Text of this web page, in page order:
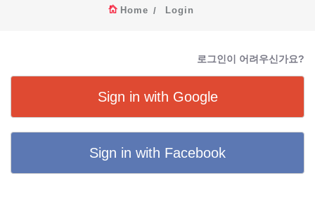
Home Login
로그인이 어려우신가요?
Sign in with Google
Sign in with Facebook